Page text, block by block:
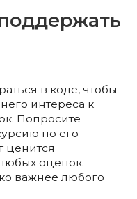
в коде, чтобы
интереса к
Попросите
по его
ценится
оценок.
важнее любого